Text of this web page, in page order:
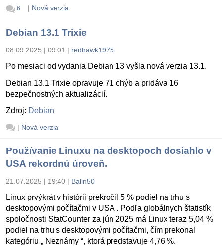
6 | Nová verzia
Debian 13.1 Trixie
08.09.2025 | 09:01 | redhawk1975
Po mesiaci od vydania Debian 13 vyšla nová verzia 13.1.
Debian 13.1 Trixie opravuje 71 chýb a pridáva 16
bezpečnostných aktualizácií.
Zdroj: Debian
| Nová verzia
Používanie Linuxu na desktopoch dosiahlo v
USA rekordnú úroveň.
21.07.2025 | 19:40 | Balin50
Linux prvýkrát v histórii prekročil 5 % podiel na trhu s
desktopovými počítačmi v USA . Podľa globálnych štatistík
spoločnosti StatCounter za jún 2025 má Linux teraz 5,04 %
podiel na trhu s desktopovými počítačmi, čím prekonal
kategóriu „ Neznámy “, ktorá predstavuje 4,76 %.